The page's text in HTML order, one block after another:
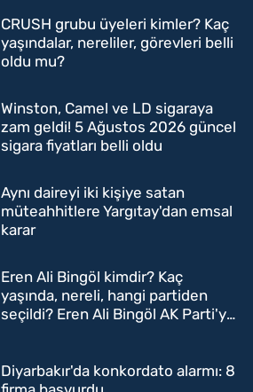
CRUSH grubu üyeleri kimler? Kaç
yaşındalar, nereliler, görevleri belli
oldu mu?
Winston, Camel ve LD sigaraya
zam geldi! 5 Ağustos 2026 güncel
sigara fiyatları belli oldu
Aynı daireyi iki kişiye satan
müteahhitlere Yargıtay'dan emsal
karar
Eren Ali Bingöl kimdir? Kaç
yaşında, nereli, hangi partiden
seçildi? Eren Ali Bingöl AK Parti'ye
Diyarbakır'da konkordato alarmı: 8